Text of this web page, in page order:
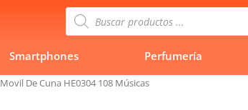
Búsqueda
de
productos
Smartphones Perfumería
Movil De Cuna HE0304 108 Músicas